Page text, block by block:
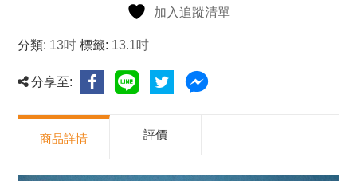
加入追蹤清單
分類: 13吋 標籤: 13.1吋
分享至:
商品詳情 評價